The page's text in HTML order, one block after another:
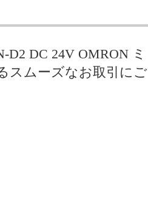
DC 24V OMRON ミ
スムーズなお取引にご